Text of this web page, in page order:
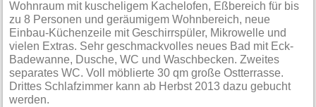
Wohnraum mit kuscheligem Kachelofen, Eßbereich für bis
zu 8 Personen und geräumigem Wohnbereich, neue
Einbau-Küchenzeile mit Geschirrspüler, Mikrowelle und
vielen Extras. Sehr geschmackvolles neues Bad mit Eck-
Badewanne, Dusche, WC und Waschbecken. Zweites
separates WC. Voll möblierte 30 qm große Ostterrasse.
Drittes Schlafzimmer kann ab Herbst 2013 dazu gebucht
werden.